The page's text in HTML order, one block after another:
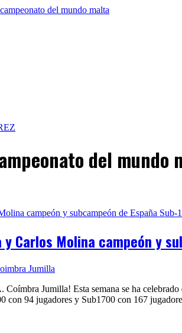
del mundo
Carlos Molina campeón y
Jumilla
Coímbra Jumilla! Esta semana se ha
con 94 jugadores y Sub1700 con 167